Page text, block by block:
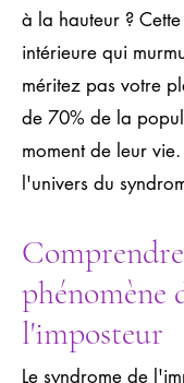
à la hauteur ?
intérieure qui
méritez pas votre
de 70% de la
moment de leur
l'univers du
phénomène
l'imposteur
Le syndrome de